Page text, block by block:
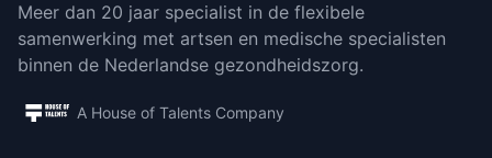
Meer dan 20 jaar specialist in de flexibele
samenwerking met artsen en medische specialisten
binnen de Nederlandse gezondheidszorg.
A House of Talents Company